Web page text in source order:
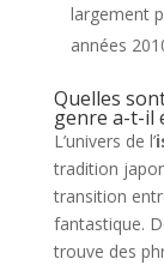
largement
années
Quelles
genre a-t-il
L’univers de l’
tradition
transition
fantastique.
trouve des